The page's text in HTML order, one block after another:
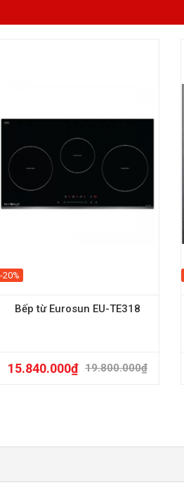
-20%
Bếp từ Eurosun EU-TE318
19.800.000₫
15.840.000₫